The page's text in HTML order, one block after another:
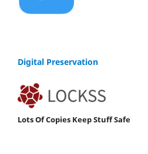
Digital Preservation
Lots Of Copies Keep Stuff Safe